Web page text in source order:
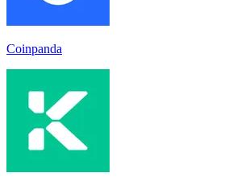
Coinpanda